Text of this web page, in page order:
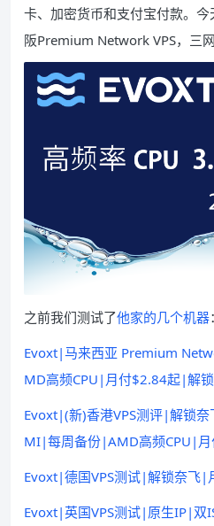
卡、加密货币和支付宝付款。
阪Premium Network VPS，三
之前我们测试了他家的几个机器：
Evoxt|马来西亚 Premium
MD高频CPU|月付$2.84起|解
Evoxt|(新)香港VPS测评|解锁
MI|每周备份|AMD高频CPU|月
Evoxt|德国VPS测试|解锁奈飞
Evoxt|英国VPS测试|原生IP|双